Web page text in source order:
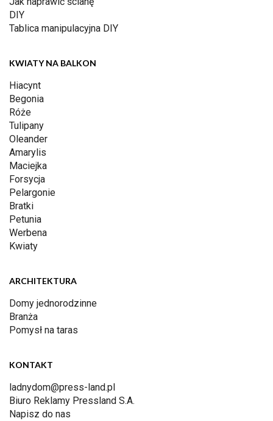
DIY
Tablica manipulacyjna DIY
KWIATY NA BALKON
Hiacynt
Begonia
Róże
Tulipany
Oleander
Amarylis
Maciejka
Forsycja
Pelargonie
Bratki
Petunia
Werbena
Kwiaty
ARCHITEKTURA
Domy jednorodzinne
Branża
Pomysł na taras
KONTAKT
ladnydom@press-land.pl
Biuro Reklamy Pressland S.A.
Napisz do nas